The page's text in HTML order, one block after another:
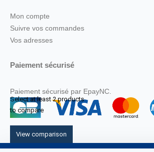
Mon compte
Suivre vos commandes
Vos adresses
Paiement sécurisé
Paiement sécurisé par EpayNC.
Select at least 2 products
to compare
View comparison